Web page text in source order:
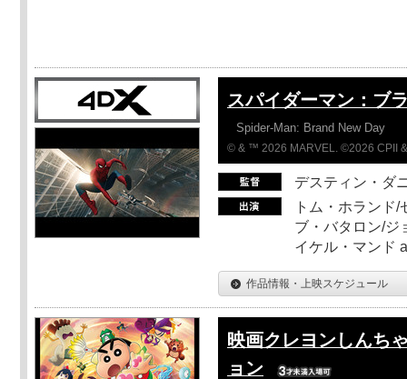
スパイダーマン：ブ
Spider-Man: Brand New Day
© & ™ 2026 MARVEL. ©2026 CPII
デスティン・ダ
トム・ホランド
ブ・バタロン/ジ
イケル・マンド
作品情報・上映スケジュール
映画クレヨンしんち
ョン